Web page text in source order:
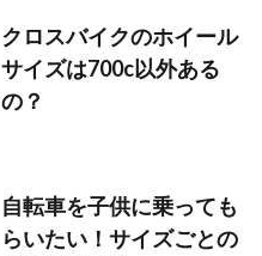
クロスバイクのホイール
サイズは700c以外ある
の？
自転車を子供に乗っても
らいたい！サイズごとの